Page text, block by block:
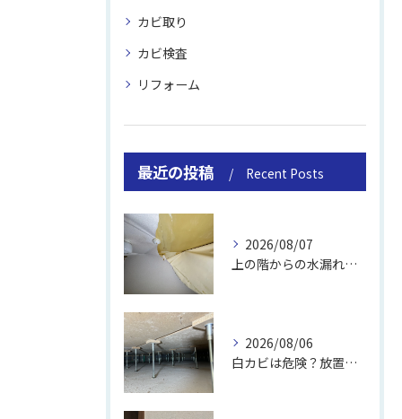
カビ取り
カビ検査
リフォーム
最近の投稿 Recent Posts
2026/08/07
上の階からの水漏れでカビ｜対処法と業者
2026/08/06
白カビは危険？放置のリスクと取り方